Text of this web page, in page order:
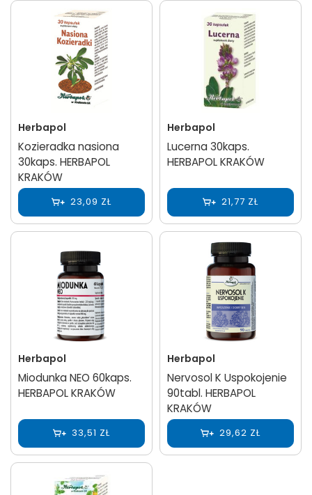
Herbapol
Kozieradka nasiona
30kaps. HERBAPOL
KRAKÓW
23,09 ZŁ
Herbapol
Lucerna 30kaps.
HERBAPOL KRAKÓW
21,77 ZŁ
Herbapol
Miodunka NEO 60kaps.
HERBAPOL KRAKÓW
33,51 ZŁ
Herbapol
Nervosol K Uspokojenie
90tabl. HERBAPOL
KRAKÓW
29,62 ZŁ